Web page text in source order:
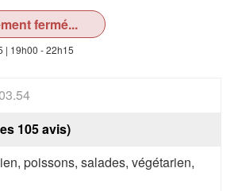
fermé...
| 19h00 - 22h15
105 avis)
poissons, salades, végétarien,